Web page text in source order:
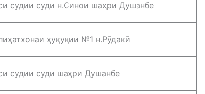
судии суди н.Синои шаҳри Душанбе
ҳуқуқии №1 н.Рӯдакӣ
судии суди шаҳри Душанбе